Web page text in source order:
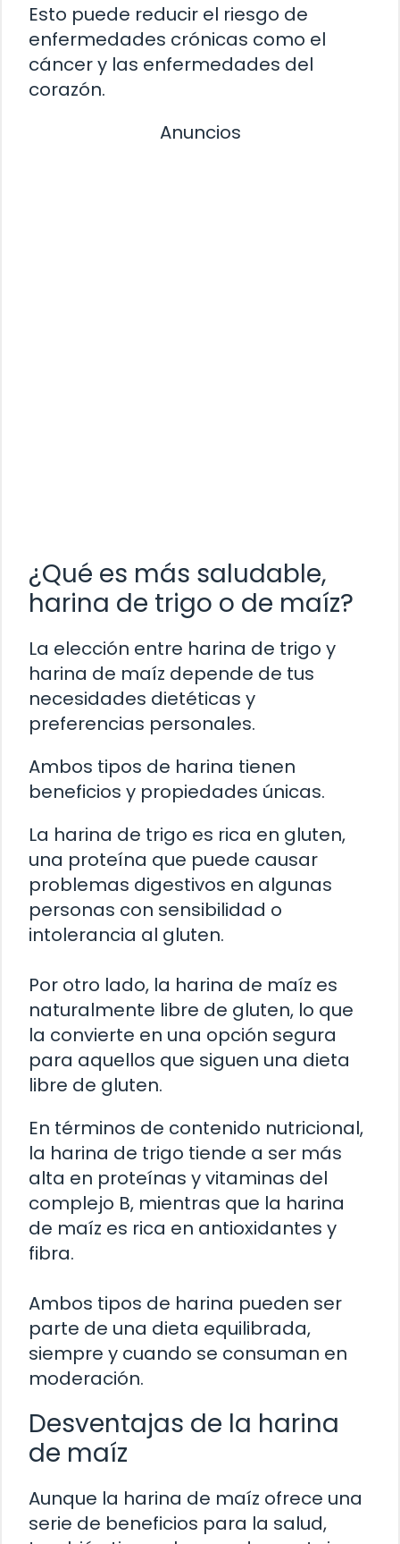
Esto puede reducir el riesgo de
enfermedades crónicas como el
cáncer y las enfermedades del
corazón.
Anuncios
¿Qué es más saludable,
harina de trigo o de maíz?
La elección entre harina de trigo y
harina de maíz depende de tus
necesidades dietéticas y
preferencias personales.
Ambos tipos de harina tienen
beneficios y propiedades únicas.
La harina de trigo es rica en gluten,
una proteína que puede causar
problemas digestivos en algunas
personas con sensibilidad o
intolerancia al gluten.
Por otro lado, la harina de maíz es
naturalmente libre de gluten, lo que
la convierte en una opción segura
para aquellos que siguen una dieta
libre de gluten.
En términos de contenido nutricional,
la harina de trigo tiende a ser más
alta en proteínas y vitaminas del
complejo B, mientras que la harina
de maíz es rica en antioxidantes y
fibra.
Ambos tipos de harina pueden ser
parte de una dieta equilibrada,
siempre y cuando se consuman en
moderación.
Desventajas de la harina
de maíz
Aunque la harina de maíz ofrece una
serie de beneficios para la salud,